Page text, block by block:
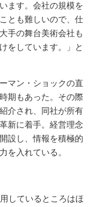
ます。会社の規模を
とも難しいので、仕
手の舞台美術会社も
をしています。」と
マン・ショックの直
期もあった。その際
介され、同社が所有
新に着手。経営理念
設し、情報を積極的
を入れている。
しているところはほ